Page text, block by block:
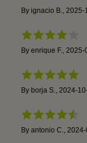
By ignacio B., 2025-
By enrique F., 2025-
By borja S., 2024-
By antonio C., 2024-